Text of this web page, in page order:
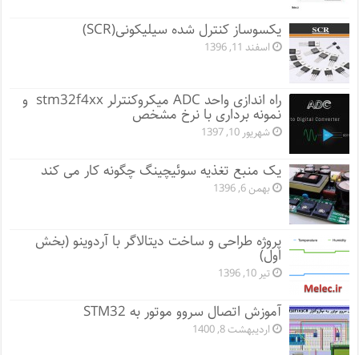
یکسوساز کنترل شده سیلیکونی(SCR)
اسفند 11, 1396
راه اندازی واحد ADC میکروکنترلر stm32f4xx و
نمونه برداری با نرخ مشخص
شهریور 10, 1397
یک منبع تغذیه سوئیچینگ چگونه کار می کند
بهمن 6, 1396
پروژه طراحی و ساخت دیتالاگر با آردوینو (بخش
اول)
تیر 10, 1396
آموزش اتصال سروو موتور به STM32
اردیبهشت 8, 1400